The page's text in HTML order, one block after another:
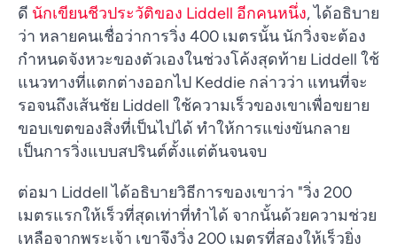
ดี นักเขียนชีวประวัติของ Liddell อีกคนหนึ่ง, ได้อธิบาย
ว่า หลายคนเชื่อว่าการวิ่ง 400 เมตรนั้น นักวิ่งจะต้อง
กำหนดจังหวะของตัวเองในช่วงโค้งสุดท้าย Liddell ใช้
แนวทางที่แตกต่างออกไป Keddie กล่าวว่า แทนที่จะ
รอจนถึงเส้นชัย Liddell ใช้ความเร็วของเขาเพื่อขยาย
ขอบเขตของสิ่งที่เป็นไปได้ ทำให้การแข่งขันกลาย
เป็นการวิ่งแบบสปรินต์ตั้งแต่ต้นจนจบ
ต่อมา Liddell ได้อธิบายวิธีการของเขาว่า "วิ่ง 200
เมตรแรกให้เร็วที่สุดเท่าที่ทำได้ จากนั้นด้วยความช่วย
เหลือจากพระเจ้า เขาจึงวิ่ง 200 เมตรที่สองให้เร็วยิ่ง